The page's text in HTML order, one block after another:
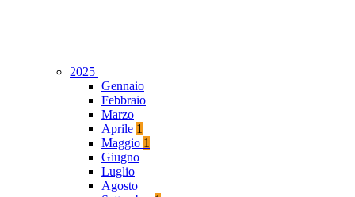
2025
Gennaio
Febbraio
Marzo
Aprile 1
Maggio 1
Giugno
Luglio
Agosto